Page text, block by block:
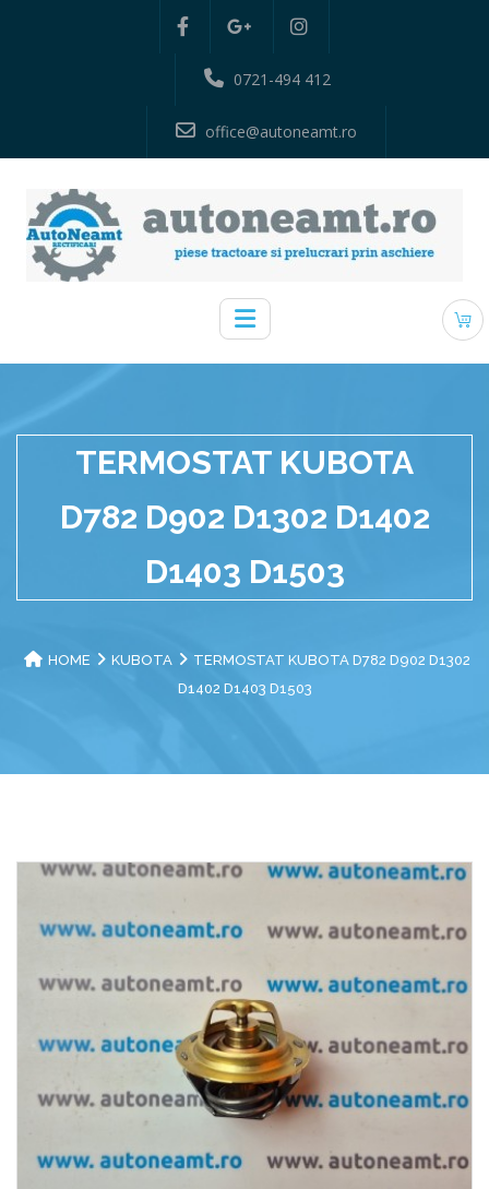
0721-494 412
office@autoneamt.ro
TERMOSTAT KUBOTA
D782 D902 D1302 D1402
D1403 D1503
HOME KUBOTA
TERMOSTAT KUBOTA D782 D902 D1302
D1402 D1403 D1503